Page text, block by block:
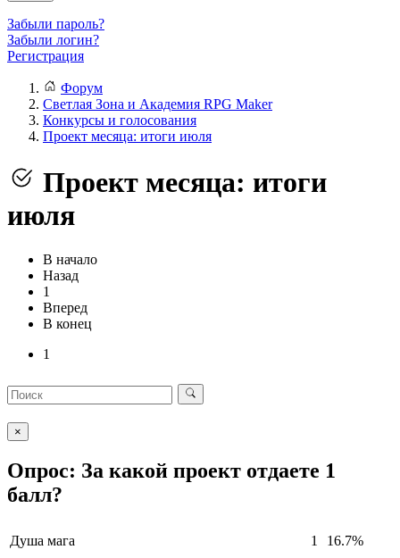
Забыли пароль?
Забыли логин?
Регистрация
Форум
Светлая Зона и Академия RPG Maker
Конкурсы и голосования
Проект месяца: итоги июля
Проект месяца: итоги
июля
В начало
Назад
1
Вперед
В конец
1
×
Опрос: За какой проект отдаете 1
балл?
Душа мага 1
16.7%